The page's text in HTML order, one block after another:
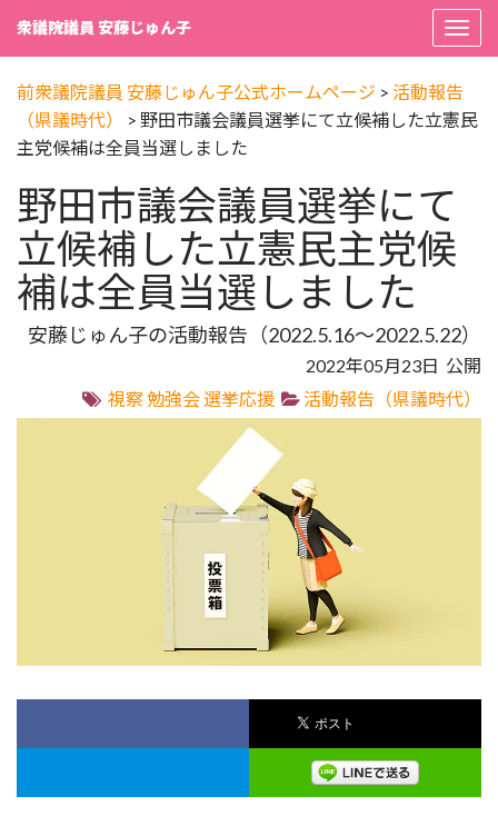
衆議院議員 安藤じゅん子
前衆議院議員 安藤じゅん子公式ホームページ > 活動報告
（県議時代）
> 野田市議会議員選挙にて立候補した立憲民
主党候補は全員当選しました
野田市議会議員選挙にて
立候補した立憲民主党候
補は全員当選しました
安藤じゅん子の活動報告（2022.5.16～2022.5.22）
2022年05月23日 公開
視察 勉強会 選挙応援 活動報告（県議時代）